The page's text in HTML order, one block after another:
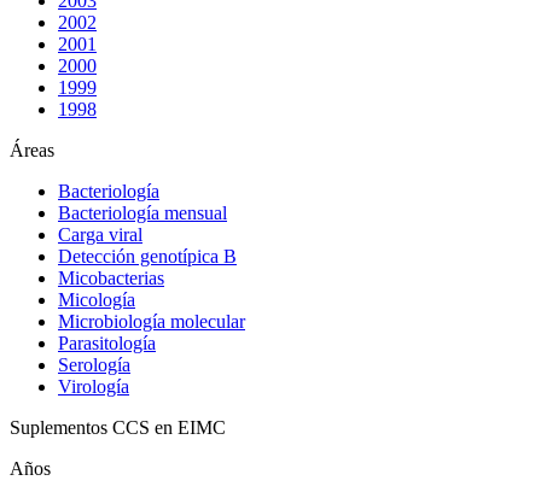
2002
2001
2000
1999
1998
Áreas
Bacteriología
Bacteriología mensual
Carga viral
Detección genotípica B
Micobacterias
Micología
Microbiología molecular
Parasitología
Serología
Virología
Suplementos CCS en EIMC
Años